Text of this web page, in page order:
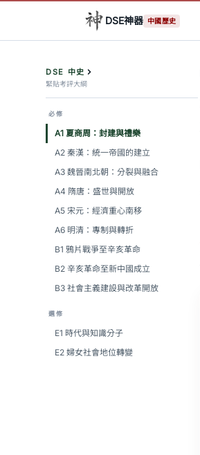
DSE神器 中國歷史
DSE 中史
緊貼考評大綱
必修
A1 夏商周：封建與禮樂
A2 秦漢：統一帝國的建立
A3 魏晉南北朝：分裂與融合
A4 隋唐：盛世與開放
A5 宋元：經濟重心南移
A6 明清：專制與轉折
B1 鴉片戰爭至辛亥革命
B2 辛亥革命至新中國成立
B3 社會主義建設與改革開放
選修
E1 時代與知識分子
E2 婦女社會地位轉變